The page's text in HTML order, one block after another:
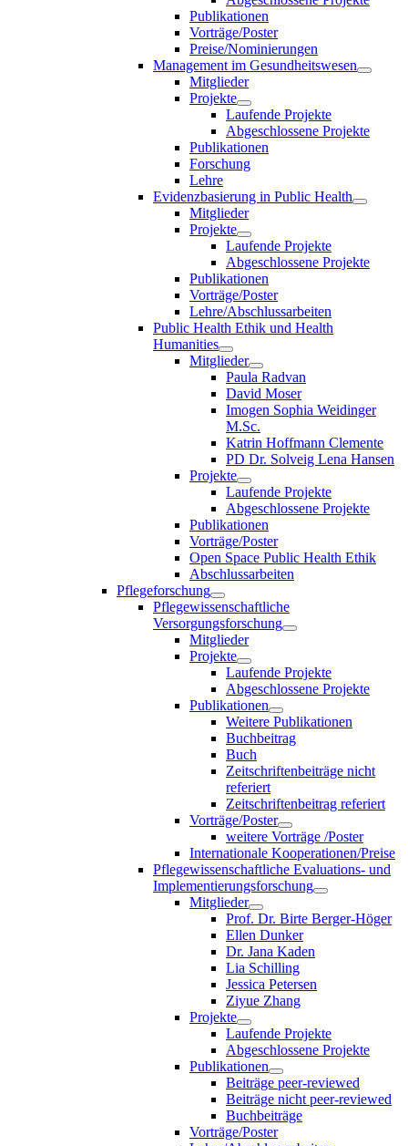
Publikationen
Vorträge/Poster
Preise/Nominierungen
Management im Gesundheitswesen
Mitglieder
Projekte
Laufende Projekte
Abgeschlossene Projekte
Publikationen
Forschung
Lehre
Evidenzbasierung in Public Health
Mitglieder
Projekte
Laufende Projekte
Abgeschlossene Projekte
Publikationen
Vorträge/Poster
Lehre/Abschlussarbeiten
Public Health Ethik und Health
Humanities
Mitglieder
Paula Radvan
David Moser
Imogen Sophia Weidinger
M.Sc.
Katrin Hoffmann Clemente
PD Dr. Solveig Lena Hansen
Projekte
Laufende Projekte
Abgeschlossene Projekte
Publikationen
Vorträge/Poster
Open Space Public Health Ethik
Abschlussarbeiten
Pflegeforschung
Pflegewissenschaftliche
Versorgungsforschung
Mitglieder
Projekte
Laufende Projekte
Abgeschlossene Projekte
Publikationen
Weitere Publikationen
Buchbeitrag
Buch
Zeitschriftenbeiträge nicht
referiert
Zeitschriftenbeitrag referiert
Vorträge/Poster
weitere Vorträge /Poster
Internationale Kooperationen/Preise
Pflegewissenschaftliche Evaluations- und
Implementierungsforschung
Mitglieder
Prof. Dr. Birte Berger-Höger
Ellen Dunker
Dr. Jana Kaden
Lia Schilling
Jessica Petersen
Ziyue Zhang
Projekte
Laufende Projekte
Abgeschlossene Projekte
Publikationen
Beiträge peer-reviewed
Beiträge nicht peer-reviewed
Buchbeiträge
Vorträge/Poster